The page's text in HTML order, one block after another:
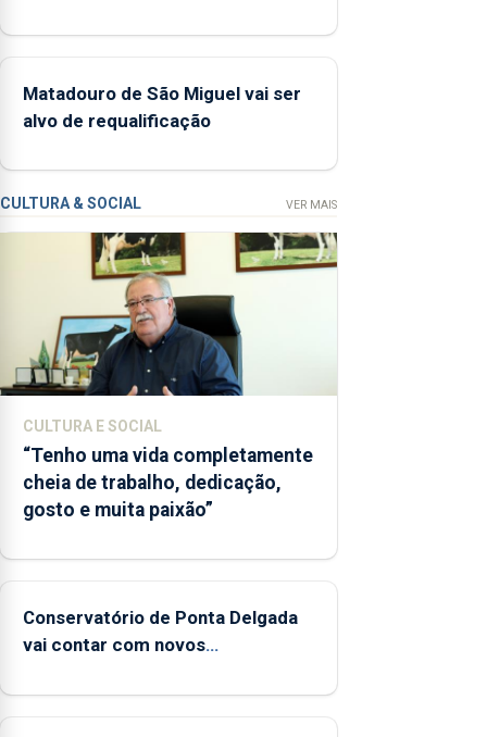
reforçar as
de ensino da
instituição
Matadouro de São Miguel vai ser
alvo de requalificação
CULTURA & SOCIAL VER MAIS
CULTURA E SOCIAL
“Tenho uma vida completamente
cheia de trabalho, dedicação,
gosto e muita paixão”
Conservatório de Ponta Delgada
vai contar com novos